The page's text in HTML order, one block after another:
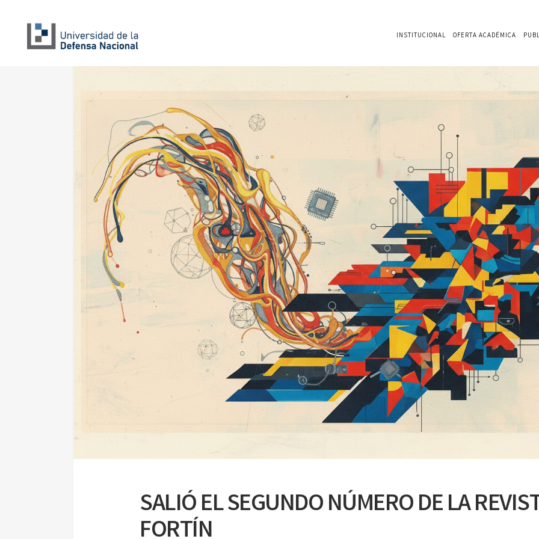
INSTITUCIONAL OFERTA ACADÉMICA
SALIÓ EL SEGUNDO NÚMERO DE LA
FORTÍN